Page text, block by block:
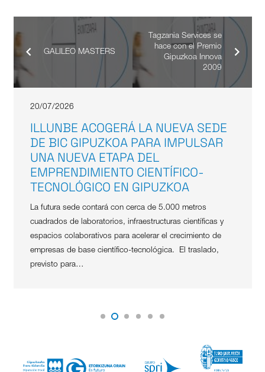
GALILEO MASTERS
Tagzania Services se
hace con el Premio
Gipuzkoa Innova
2009
20/07/2026
ILLUNBE ACOGERÁ LA NUEVA SEDE
DE BIC GIPUZKOA PARA IMPULSAR
UNA NUEVA ETAPA DEL
EMPRENDIMIENTO CIENTÍFICO-
TECNOLÓGICO EN GIPUZKOA
La futura sede contará con cerca de 5.000 metros
cuadrados de laboratorios, infraestructuras científicas y
espacios colaborativos para acelerar el crecimiento de
empresas de base científico-tecnológica. El traslado,
previsto para…